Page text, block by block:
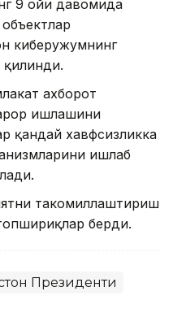
9 ойи давомида
киберҳужумнинг
қилинди.
ахборот
ишлашини
қандай хавфсизликка
ишлаб
такомиллаштириш
берди.
Президенти